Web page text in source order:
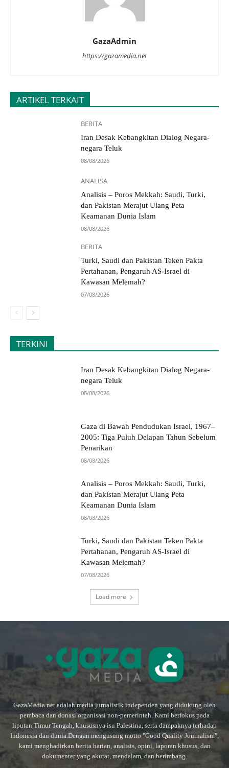
GazaAdmin
https://gazamedia.net
ARTIKEL TERKAIT
BERITA
Iran Desak Kebangkitan Dialog Negara-
negara Teluk
08/08/2026
ANALISA
Analisis – Poros Mekkah: Saudi, Turki,
dan Pakistan Merajut Ulang Peta
Keamanan Dunia Islam
08/08/2026
BERITA
Turki, Saudi dan Pakistan Teken Pakta
Pertahanan, Pengaruh AS-Israel di
Kawasan Melemah?
07/08/2026
TERKINI
Iran Desak Kebangkitan Dialog Negara-
negara Teluk
08/08/2026
Gaza di Bawah Pendudukan Israel, 1967–
2005: Tiga Puluh Delapan Tahun Sebelum
Penarikan
08/08/2026
Analisis – Poros Mekkah: Saudi, Turki,
dan Pakistan Merajut Ulang Peta
Keamanan Dunia Islam
08/08/2026
Turki, Saudi dan Pakistan Teken Pakta
Pertahanan, Pengaruh AS-Israel di
Kawasan Melemah?
07/08/2026
Load more
GazaMedia.net adalah media jurnalistik independen yang didukung oleh
pembaca dan donasi organisasi non-pemerintah. Kami berfokus pada
liputan Timur Tengah, khususnya isu Palestina, serta dampaknya terhadap
Indonesia dan dunia.Dengan mengusung motto "Good Quality Journalism",
kami menghadirkan berita harian, analisis, opini, laporan khusus, dan
dokumenter yang akurat, mendalam, dan berimbang.